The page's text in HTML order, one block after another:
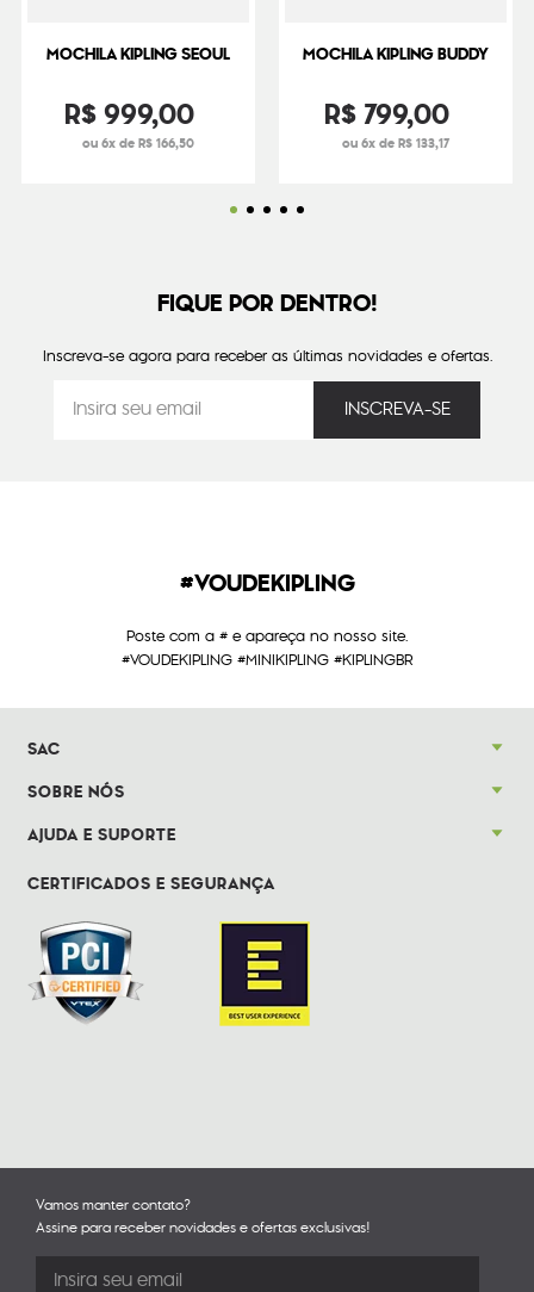
MOCHILA KIPLING SEOUL
R$999,00
ou 6x de R$ 166,50
MOCHILA KIPLING BUDDY
R$799,00
ou 6x de R$ 133,17
FIQUE POR DENTRO!
Inscreva-se agora para receber as últimas novidades e ofertas.
#VOUDEKIPLING
Poste com a # e apareça no nosso site.
#VOUDEKIPLING #MINIKIPLING #KIPLINGBR
SAC
SOBRE NÓS
AJUDA E SUPORTE
CERTIFICADOS E SEGURANÇA
Vamos manter contato?
Assine para receber novidades e ofertas exclusivas!